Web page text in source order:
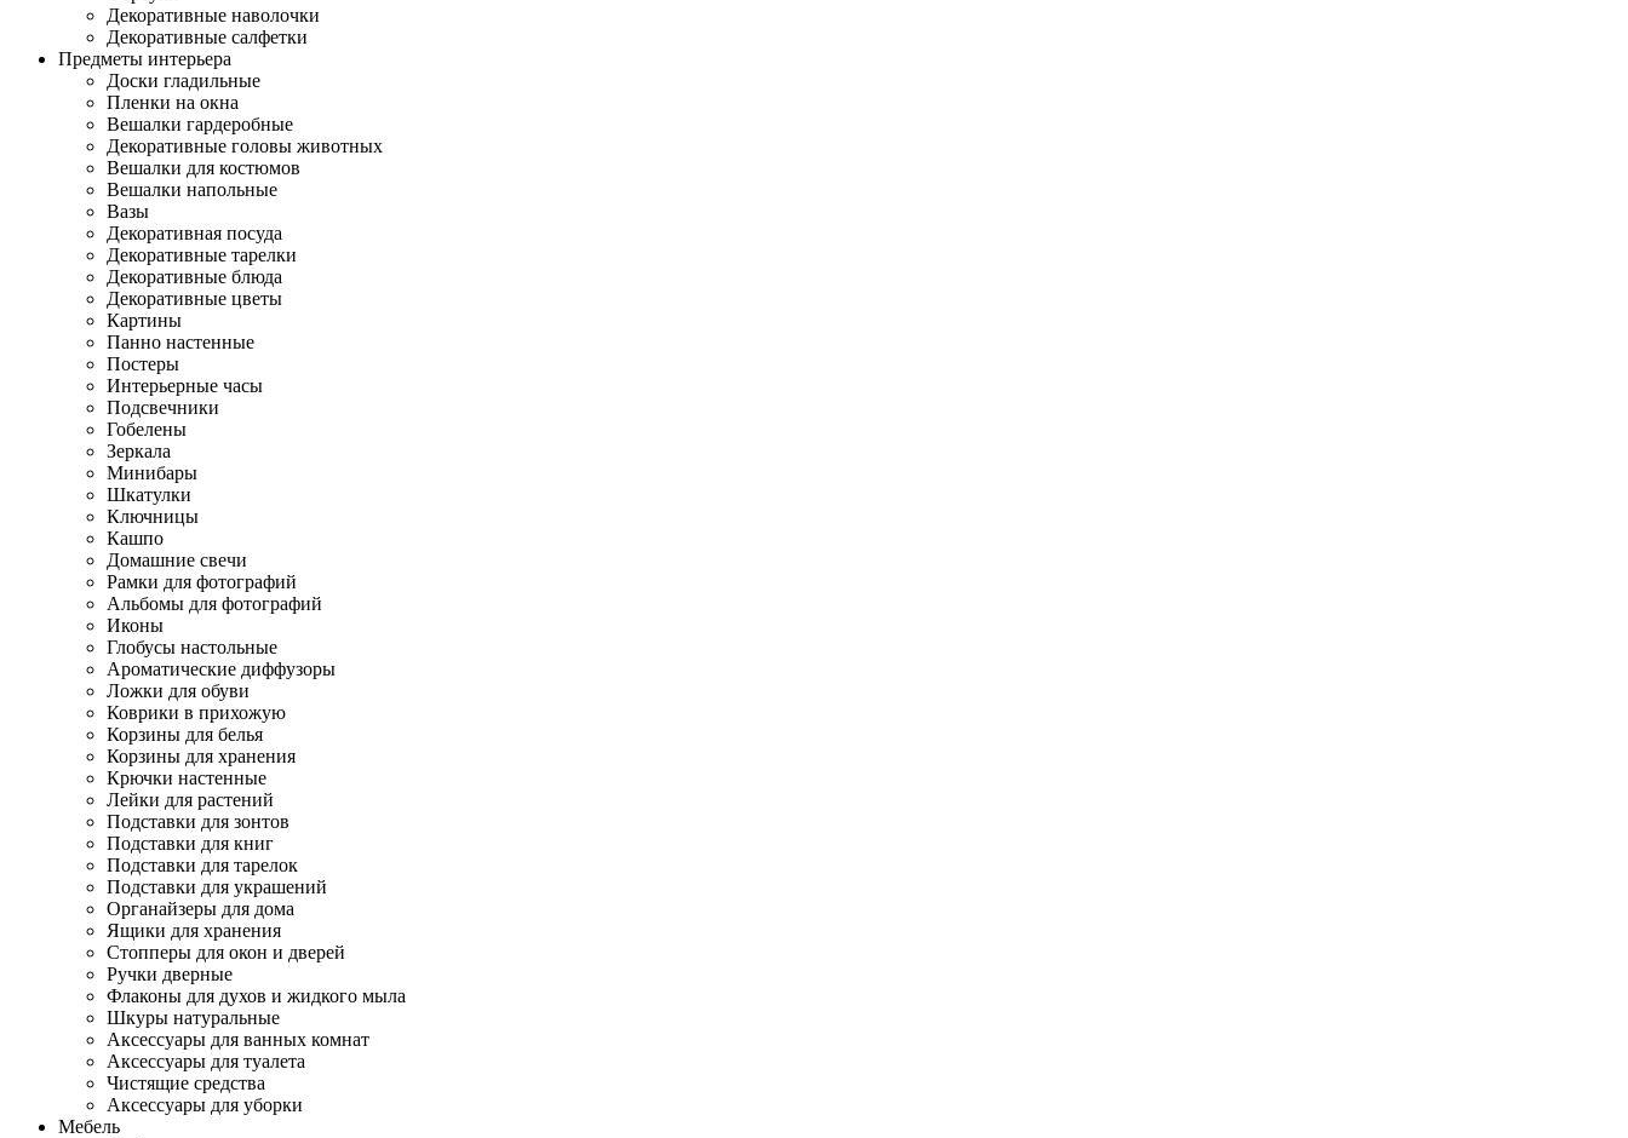
Декоративные наволочки
Декоративные салфетки
Предметы интерьера
Доски гладильные
Пленки на окна
Вешалки гардеробные
Декоративные головы животных
Вешалки для костюмов
Вешалки напольные
Вазы
Декоративная посуда
Декоративные тарелки
Декоративные блюда
Декоративные цветы
Картины
Панно настенные
Постеры
Интерьерные часы
Подсвечники
Гобелены
Зеркала
Минибары
Шкатулки
Ключницы
Кашпо
Домашние свечи
Рамки для фотографий
Альбомы для фотографий
Иконы
Глобусы настольные
Ароматические диффузоры
Ложки для обуви
Коврики в прихожую
Корзины для белья
Корзины для хранения
Крючки настенные
Лейки для растений
Подставки для зонтов
Подставки для книг
Подставки для тарелок
Подставки для украшений
Органайзеры для дома
Ящики для хранения
Стопперы для окон и дверей
Ручки дверные
Флаконы для духов и жидкого мыла
Шкуры натуральные
Аксессуары для ванных комнат
Аксессуары для туалета
Чистящие средства
Аксессуары для уборки
Мебель